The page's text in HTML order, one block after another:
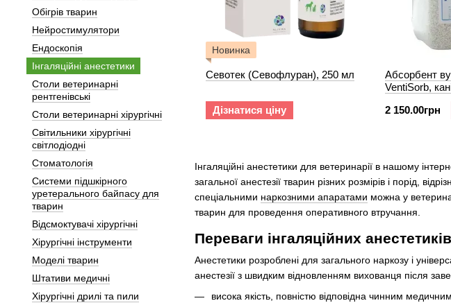
Інгаляційні анестетики для ветеринарії в нашому
загальної анестезії тварин різних розмірів і порід,
спеціальними наркозними апаратами можна у
тварин для проведення оперативного втручання.
Переваги інгаляційних анестетиків
Анестетики розроблені для загального наркозу і
анестезії з швидким відновленням вихованця після
висока якість, повністю відповідна чинним
Новинка
Севотек (Севофлуран), 250 мл
Дізнатися ціну
Абсорбент
VentiSorb,
2 150.00грн
Обігрів тварин
Нейростимулятори
Ендоскопія
Інгаляційні анестетики
Столи ветеринарні
рентгенівські
Столи ветеринарні хірургічні
Світильники хірургічні
світлодіодні
Стоматологія
Системи підшкірного
уретерального байпасу для
тварин
Відсмоктувачі хірургічні
Хірургічні інструменти
Моделі тварин
Штативи медичні
Хірургічні дрилі та пили